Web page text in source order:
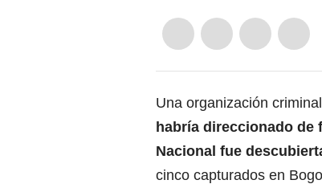
Una organización
habría direccionado de
Nacional fue
cinco capturados en